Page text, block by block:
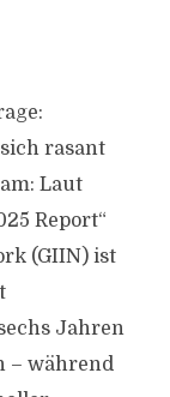
rasant
Laut
Report“
(GIIN) ist
Jahren
– während